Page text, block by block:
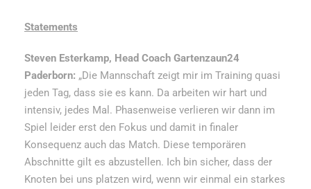
Statements
Steven Esterkamp, Head Coach Gartenzaun24
Paderborn: „Die Mannschaft zeigt mir im Training quasi
jeden Tag, dass sie es kann. Da arbeiten wir hart und
intensiv, jedes Mal. Phasenweise verlieren wir dann im
Spiel leider erst den Fokus und damit in finaler
Konsequenz auch das Match. Diese temporären
Abschnitte gilt es abzustellen. Ich bin sicher, dass der
Knoten bei uns platzen wird, wenn wir einmal ein starkes